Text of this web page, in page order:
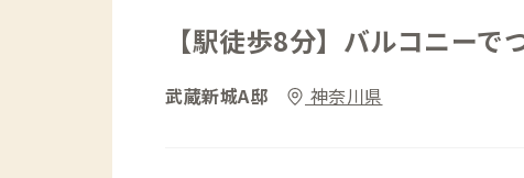
【駅徒歩8分】バルコニーで
武蔵新城A邸 神奈川県